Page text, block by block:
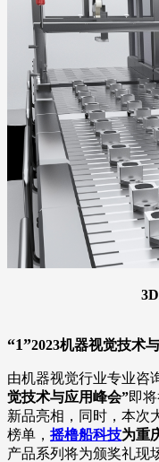
“1”2023机器视觉技术
由机器视觉行业专业咨
觉技术与应用峰会”即将
新品亮相，同时，本次
榜单， 摇橹船科技为重
产品系列将为颁奖礼现